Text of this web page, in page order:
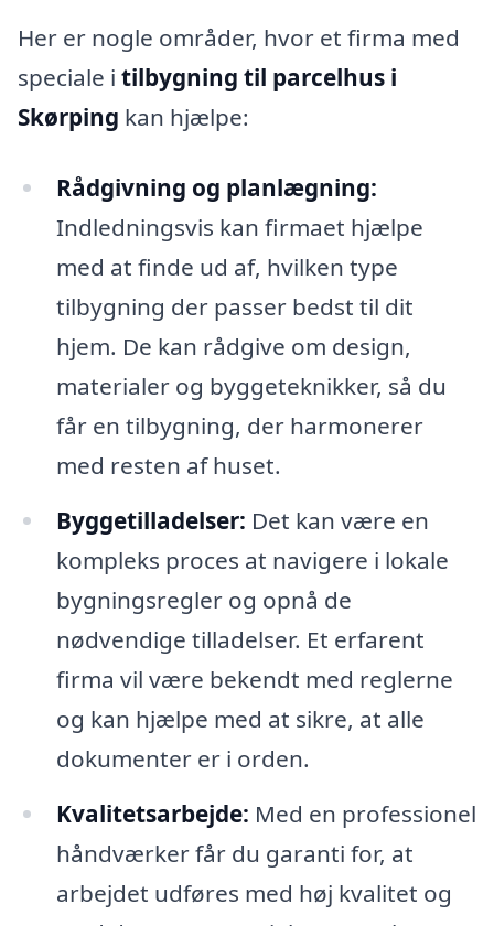
Her er nogle områder, hvor et firma med
speciale i tilbygning til parcelhus i
Skørping kan hjælpe:
Rådgivning og planlægning:
Indledningsvis kan firmaet hjælpe
med at finde ud af, hvilken type
tilbygning der passer bedst til dit
hjem. De kan rådgive om design,
materialer og byggeteknikker, så du
får en tilbygning, der harmonerer
med resten af huset.
Byggetilladelser: Det kan være en
kompleks proces at navigere i lokale
bygningsregler og opnå de
nødvendige tilladelser. Et erfarent
firma vil være bekendt med reglerne
og kan hjælpe med at sikre, at alle
dokumenter er i orden.
Kvalitetsarbejde: Med en professionel
håndværker får du garanti for, at
arbejdet udføres med høj kvalitet og